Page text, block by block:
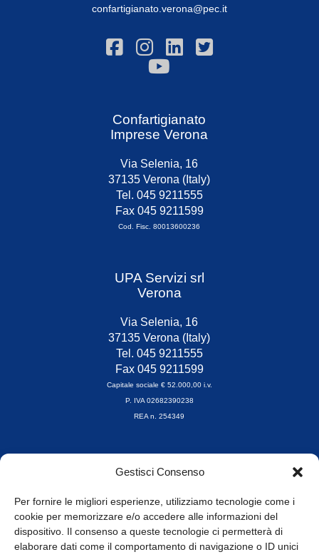
Gestisci Consenso
Per fornire le migliori esperienze, utilizziamo tecnologie come i
cookie per memorizzare e/o accedere alle informazioni del
dispositivo. Il consenso a queste tecnologie ci permetterà di
elaborare dati come il comportamento di navigazione o ID unici
confartigianato.verona@pec.it
Confartigianato
Imprese Verona
Via Selenia, 16
37135 Verona (Italy)
Tel. 045 9211555
Fax 045 9211599
Cod. Fisc. 80013600236
UPA Servizi srl
Verona
Via Selenia, 16
37135 Verona (Italy)
Tel. 045 9211555
Fax 045 9211599
Capitale sociale € 52.000,00 i.v.
P. IVA 02682390238
REA n. 254349
Orari di apertura
8.30-13.00 / 14.00-17.30
Whistleblowing